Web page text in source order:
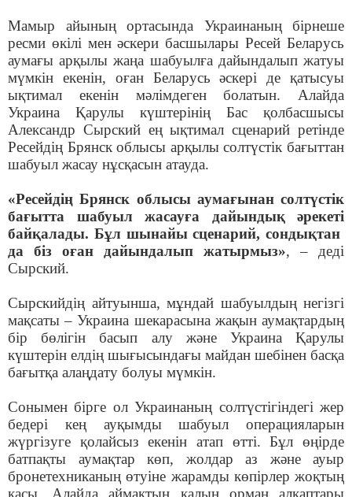
Мамыр айының ортасында Украинаның бірнеше
ресми өкілі мен әскери басшылары Ресей Беларусь
аумағы арқылы жаңа шабуылға дайындалып жатуы
мүмкін екенін, оған Беларусь әскері де қатысуы
ықтимал екенін мәлімдеген болатын. Алайда
Украина Қарулы күштерінің Бас қолбасшысы
Александр Сырский ең ықтимал сценарий ретінде
Ресейдің Брянск облысы арқылы солтүстік бағыттан
шабуыл жасау нұсқасын атауда.
«Ресейдің Брянск облысы аумағынан солтүстік
бағытта шабуыл жасауға дайындық әрекеті
байқалады. Бұл шынайы сценарий, сондықтан
да біз оған дайындалып жатырмыз», – деді
Сырский.
Сырскийдің айтуынша, мұндай шабуылдың негізгі
мақсаты – Украина шекарасына жақын аумақтардың
бір бөлігін басып алу және Украина Қарулы
күштерін елдің шығысындағы майдан шебінен басқа
бағытқа алаңдату болуы мүмкін.
Сонымен бірге ол Украинаның солтүстігіндегі жер
бедері кең ауқымды шабуыл операцияларын
жүргізуге қолайсыз екенін атап өтті. Бұл өңірде
батпақты аумақтар көп, жолдар аз және ауыр
бронетехниканың өтуіне жарамды көпірлер жоқтың
қасы. Алайда аймақтың қалың орман алқаптары